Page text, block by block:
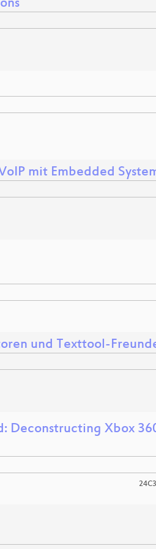
mit Embedded
und Texttool-
Deconstructing Xbox